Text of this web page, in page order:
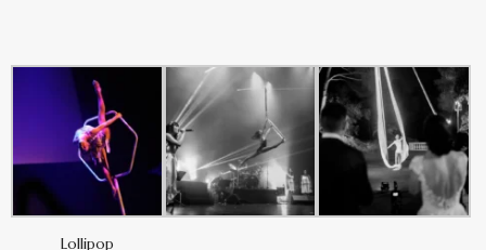
Lollipop